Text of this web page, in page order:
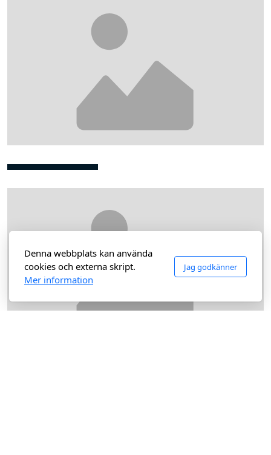
Denna webbplats kan använda
cookies och externa skript.
Mer information
Jag godkänner